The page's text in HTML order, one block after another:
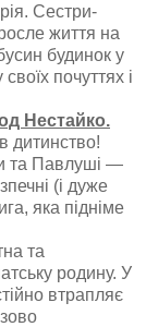
Сестри-
життя на
будинок у
почуттях і
Нестайко.
дитинство!
та Павлуші —
(і дуже
яка підніме
та
родину. У
втрапляє